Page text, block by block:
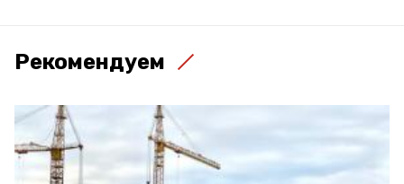
Рекомендуем